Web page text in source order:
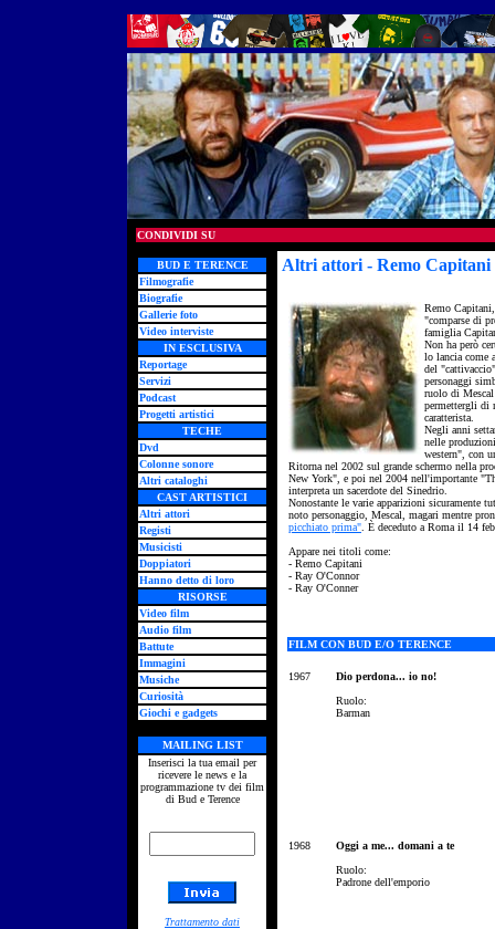
CONDIVIDI SU
BUD E TERENCE
Filmografie
Biografie
Gallerie foto
Video interviste
IN ESCLUSIVA
Reportage
Servizi
Podcast
Progetti artistici
TECHE
Dvd
Colonne sonore
Altri cataloghi
CAST ARTISTICI
Altri attori
Registi
Musicisti
Doppiatori
Hanno detto di loro
RISORSE
Video film
Audio film
Battute
Immagini
Musiche
Curiosità
Giochi e gadgets
MAILING LIST
Inserisci la tua email per
ricevere le news e la
programmazione tv dei film
di Bud e Terence
Trattamento dati
Altri attori - Remo Capitani
Remo
"comparse di
famiglia
Non ha però
lo lancia come
del
personaggi
ruolo di
permettergli di
caratterista.
Negli anni
nelle
western", con
Ritorna nel 2002 sul grande schermo nella
New York", e poi nel 2004 nell'importante
interpreta un sacerdote del Sinedrio.
Nonostante le varie apparizioni sicuramente
noto personaggio, Mescal, magari mentre
picchiato prima" . È deceduto a Roma il 14
Appare nei titoli come:
- Remo Capitani
- Ray O'Connor
- Ray O'Conner
FILM CON BUD E/O TERENCE
1967
Dio perdona... io no!
Ruolo:
Barman
1968
Oggi a me... domani a te
Ruolo:
Padrone dell'emporio